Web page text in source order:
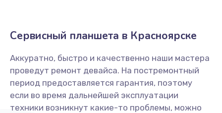
Замена голосового динамика
Заказать
Замена основной камеры
490 руб.
Сервисный планшета в Красноярске
Аккуратно, быстро и качественно наши мастера
проведут ремонт девайса. На постремонтный
период предоставляется гарантия, поэтому
если во время дальнейшей эксплуатации
техники возникнут какие-то проблемы, можно